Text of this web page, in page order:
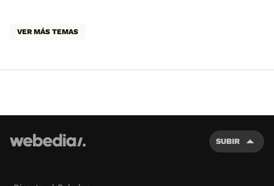
VER MÁS TEMAS
SUBIR